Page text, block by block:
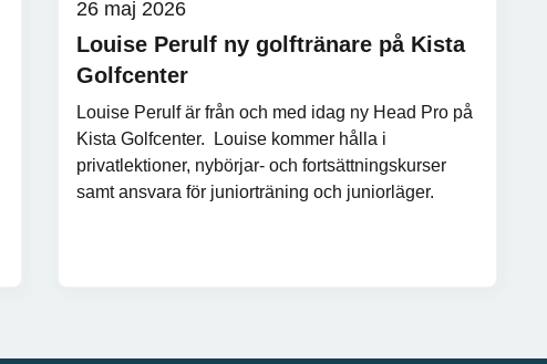
26 maj 2026
Louise Perulf ny golftränare på Kista
Golfcenter
Louise Perulf är från och med idag ny Head Pro på
Kista Golfcenter. Louise kommer hålla i
privatlektioner, nybörjar- och fortsättningskurser
samt ansvara för juniorträning och juniorläger.